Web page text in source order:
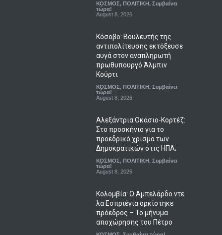
ΚΟΣΜΟΣ, ΠΟΛΙΤΙΚΗ, Συμβαίνει
τώρα!
August 8, 2026
Κόσοβο: Βουλευτής της
αντιπολίτευσης εκτόξευσε
αυγά στον αναπληρωτή
πρωθυπουργό Άλμπιν
Κούρτι
ΚΟΣΜΟΣ, ΠΟΛΙΤΙΚΗ, Συμβαίνει
τώρα!
August 8, 2026
Αλεξάντρια Οκάσιο-Κορτέζ:
Στο προσκήνιο για το
προεδρικό χρίσμα των
Δημοκρατικών στις ΗΠΑ;
ΚΟΣΜΟΣ, ΠΟΛΙΤΙΚΗ, Συμβαίνει
τώρα!
August 8, 2026
Κολομβία: Ο Αμπελάρδο ντε
λα Εσπριέγια ορκίστηκε
πρόεδρος – Το μήνυμα
αποχώρησης του Πέτρο